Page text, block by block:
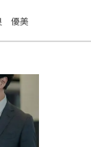
優美